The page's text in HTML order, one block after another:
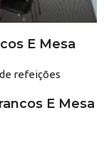
E Mesa
E Mesa